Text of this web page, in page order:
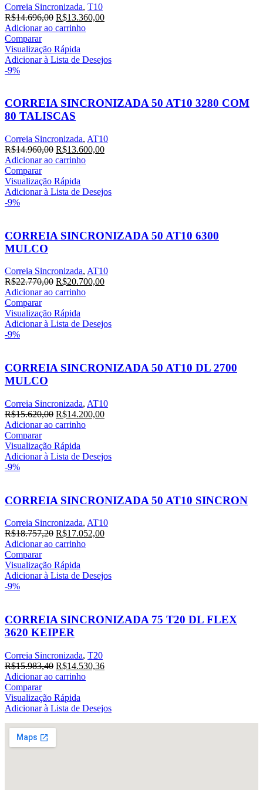
Correia Sincronizada, T10
R$14.696,00 R$13.360,00
Adicionar ao carrinho
Comparar
Visualização Rápida
Adicionar à Lista de Desejos
-9%
CORREIA SINCRONIZADA 50 AT10 3280 COM
80 TALISCAS
Correia Sincronizada, AT10
R$14.960,00 R$13.600,00
Adicionar ao carrinho
Comparar
Visualização Rápida
Adicionar à Lista de Desejos
-9%
CORREIA SINCRONIZADA 50 AT10 6300
MULCO
Correia Sincronizada, AT10
R$22.770,00 R$20.700,00
Adicionar ao carrinho
Comparar
Visualização Rápida
Adicionar à Lista de Desejos
-9%
CORREIA SINCRONIZADA 50 AT10 DL 2700
MULCO
Correia Sincronizada, AT10
R$15.620,00 R$14.200,00
Adicionar ao carrinho
Comparar
Visualização Rápida
Adicionar à Lista de Desejos
-9%
CORREIA SINCRONIZADA 50 AT10 SINCRON
Correia Sincronizada, AT10
R$18.757,20 R$17.052,00
Adicionar ao carrinho
Comparar
Visualização Rápida
Adicionar à Lista de Desejos
-9%
CORREIA SINCRONIZADA 75 T20 DL FLEX
3620 KEIPER
Correia Sincronizada, T20
R$15.983,40 R$14.530,36
Adicionar ao carrinho
Comparar
Visualização Rápida
Adicionar à Lista de Desejos